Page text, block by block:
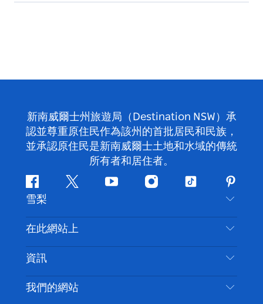
新南威爾士州旅遊局（Destination NSW）承
認並尊重原住民作為該州的首批居民和民族，
並承認原住民是新南威爾士土地和水域的傳統
所有者和居住者。
Facebook嘰
喳
喳
Youtube Instagram
抖
雪梨
聯絡我們
免責聲明
隱私
Cookie 通知
在此網站上
目的地
要做的事情
新南威爾士州公路旅行
資訊
旅行資訊
我們的網站